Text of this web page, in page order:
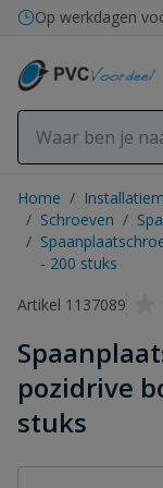
Ga naar de inhoud
Op werkdagen
Home /
/ Schroeven /
/
- 200 stuks
Artikel 1137089
pozidrive
stuks